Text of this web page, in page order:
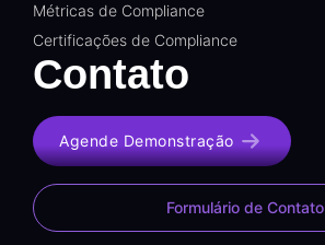
Métricas de Compliance
Certificações de Compliance
Contato
Agende Demonstração
Formulário de Contato